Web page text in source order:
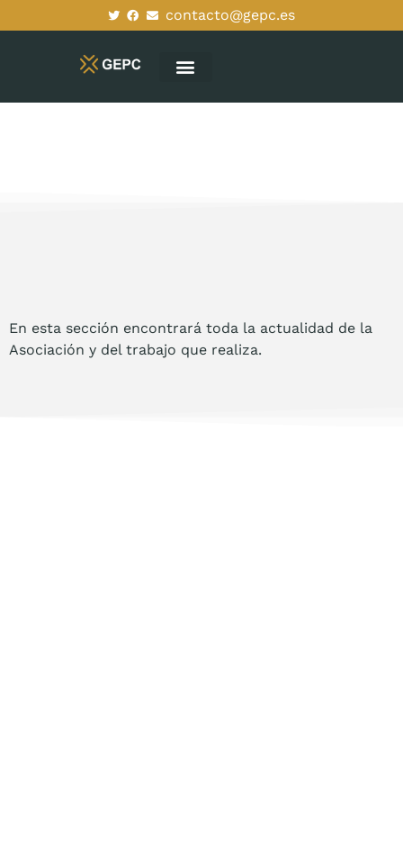
contacto@gepc.es
En esta sección encontrará toda la actualidad de la
Asociación y del trabajo que realiza.